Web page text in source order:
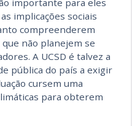
implicações sociais
compreenderem
não planejem se
A UCSD é talvez a
pública do país a exigir
cursem uma
para obterem